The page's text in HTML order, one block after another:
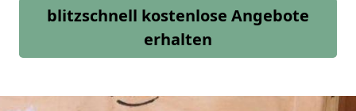
blitzschnell kostenlose Angebote
erhalten